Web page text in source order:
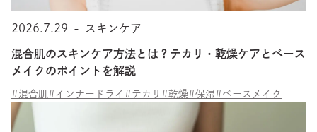
2026.7.29 - スキンケア
混合肌のスキンケア方法とは？テカリ・乾燥ケアとベース
メイクのポイントを解説
#混合肌 #インナードライ #テカリ #乾燥#保湿#ベースメイク